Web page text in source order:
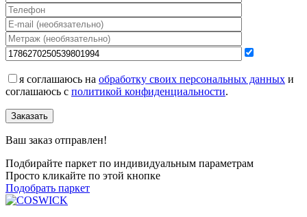
я соглашаюсь на обработку своих персональных данных и
соглашаюсь с политикой конфиденциальности.
Заказать
Ваш заказ отправлен!
Подбирайте паркет по индивидуальным параметрам
Просто кликайте по этой кнопке
Подобрать паркет